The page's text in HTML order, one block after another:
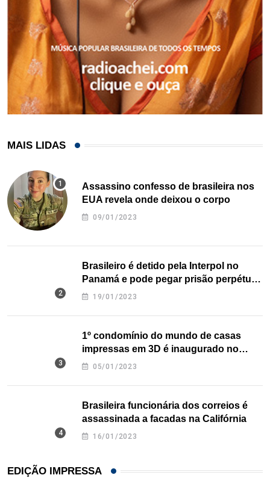
MAIS LIDAS
Assassino confesso de brasileira nos
EUA revela onde deixou o corpo
09/01/2023
Brasileiro é detido pela Interpol no
Panamá e pode pegar prisão perpétua
nos EUA
19/01/2023
1º condomínio do mundo de casas
impressas em 3D é inaugurado no
Texas
05/01/2023
Brasileira funcionária dos correios é
assassinada a facadas na Califórnia
16/01/2023
EDIÇÃO IMPRESSA